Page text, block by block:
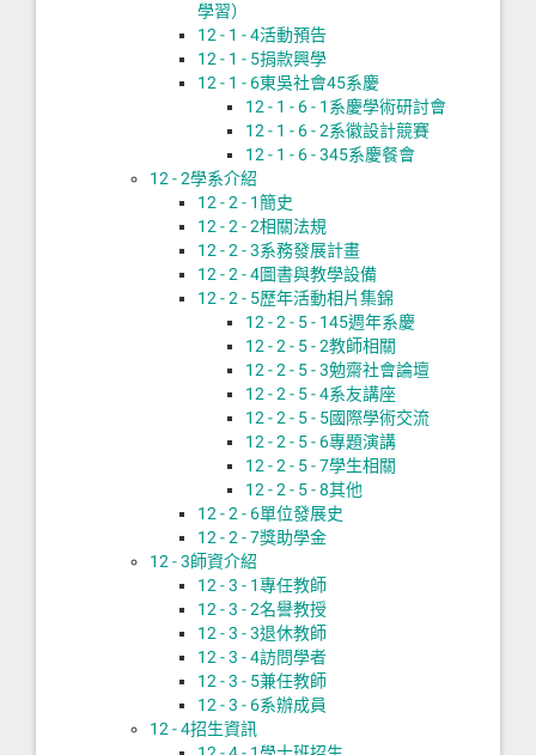
學習）
12 - 1 - 4活動預告
12 - 1 - 5捐款興學
12 - 1 - 6東吳社會45系慶
12 - 1 - 6 - 1 系慶學術研討會
12 - 1 - 6 - 2系徽設計競賽
12 - 1 - 6 - 345系慶餐會
12 - 2學系介紹
12 - 2 - 1簡史
12 - 2 - 2相關法規
12 - 2 - 3系務發展計畫
12 - 2 - 4圖書與教學設備
12 - 2 - 5歷年活動相片集錦
12 - 2 - 5 - 145週年系慶
12 - 2 - 5 - 2教師相關
12 - 2 - 5 - 3勉齋社會論壇
12 - 2 - 5 - 4系友講座
12 - 2 - 5 - 5國際學術交流
12 - 2 - 5 - 6專題演講
12 - 2 - 5 - 7學生相關
12 - 2 - 5 - 8其他
12 - 2 - 6單位發展史
12 - 2 - 7獎助學金
12 - 3師資介紹
12 - 3 - 1專任教師
12 - 3 - 2名譽教授
12 - 3 - 3退休教師
12 - 3 - 4訪問學者
12 - 3 - 5兼任教師
12 - 3 - 6系辦成員
12 - 4招生資訊